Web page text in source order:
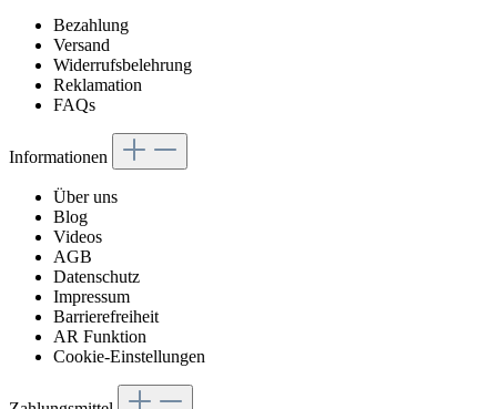
Bezahlung
Versand
Widerrufsbelehrung
Reklamation
FAQs
Informationen
Über uns
Blog
Videos
AGB
Datenschutz
Impressum
Barrierefreiheit
AR Funktion
Cookie-Einstellungen